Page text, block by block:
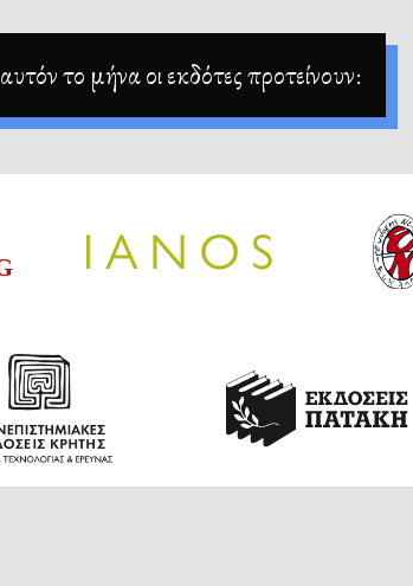
αυτόν το μήνα οι εκδότες προτείνουν: